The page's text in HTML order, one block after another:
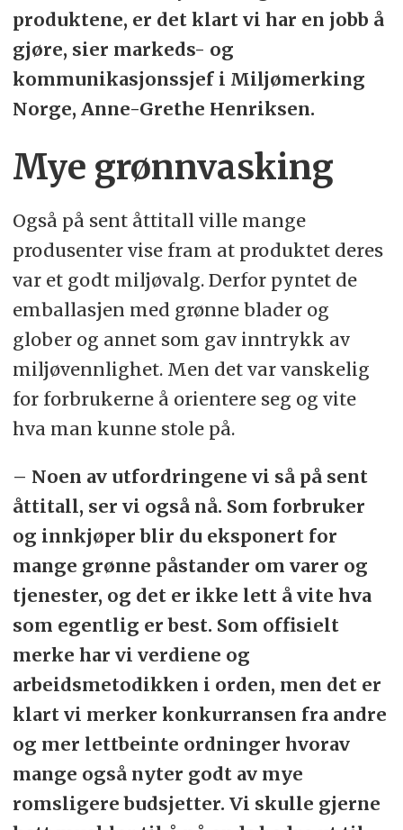
produktene, er det klart vi har en jobb å
gjøre, sier markeds- og
kommunikasjonssjef i Miljømerking
Norge, Anne-Grethe Henriksen.
Mye grønnvasking
Også på sent åttitall ville mange
produsenter vise fram at produktet deres
var et godt miljøvalg. Derfor pyntet de
emballasjen med grønne blader og
glober og annet som gav inntrykk av
miljøvennlighet. Men det var vanskelig
for forbrukerne å orientere seg og vite
hva man kunne stole på.
– Noen av utfordringene vi så på sent
åttitall, ser vi også nå. Som forbruker
og innkjøper blir du eksponert for
mange grønne påstander om varer og
tjenester, og det er ikke lett å vite hva
som egentlig er best. Som offisielt
merke har vi verdiene og
arbeidsmetodikken i orden, men det er
klart vi merker konkurransen fra andre
og mer lettbeinte ordninger hvorav
mange også nyter godt av mye
romsligere budsjetter. Vi skulle gjerne